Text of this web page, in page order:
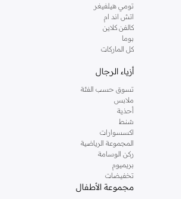
وللرجال، يحتوي متجر ريزيرفد اون لاين على المحملات,
الأساسيات. مجموعتنا للأطفال لديها أيضاً الكثير لتقدمه.
من خدمة التسليم السريع لباب منزلك. كما نقدم
تومي هيلفيغر
اتش اند ام
كالفن كلاين
بوما
كل الماركات
أزياء الرجال
تسوق حسب الفئة
ملابس
أحذية
شنط
اكسسوارات
المجموعة الرياضية
ركن الوسامة
بريميوم
تخفيضات
مجموعة الأطفال